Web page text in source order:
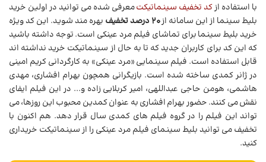
با استفاده ازکد تخفیف سینماتیکتمعرفی شده می توانید در اولین خرید
بلیط سینما از این سامانه از20 درصد تخفیف
بهره مند شوید. این کد ویژه
خرید بلیط سینما برای تماشای فیلم مرد عینکی است. توجه داشته باشید
که این کد برای کاربران جدید که تا به حال از سینماتیکت خرید نداشته اند
قابل استفاده است. فیلم سینمایی «مرد عینکی» به کارگردانی کریم امینی
در ژانر کمدی ساخته شده است. بازیگرانی همچون بهرام افشاری، مهدی
هاشمی، هومن حاجی عبداللهی، امیر کربلایی زاده و... در این فیلم ایفای
نقش می کنند. حضور بهرام افشاری به عنوان کمدین محبوب این روزها، می
تواند این فیلم را در گروه فیلم های کمدی سال قرار دهد. هم اکنون با
تخفیف می توانید بلیط سینمای فیلم مرد عینکی را از سینماتیکت خریداری
کنید.